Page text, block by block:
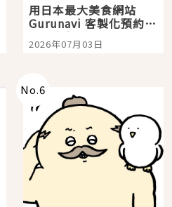
用日本最大美食網站
Gurunavi 客製化預約九
大都市餐廳，打造專屬
美食體驗！
2026年07月03日
No.6